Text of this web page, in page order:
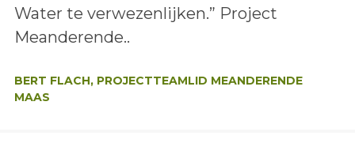
Water te verwezenlijken.” Project
Meanderende..
BERT FLACH, PROJECTTEAMLID MEANDERENDE
MAAS